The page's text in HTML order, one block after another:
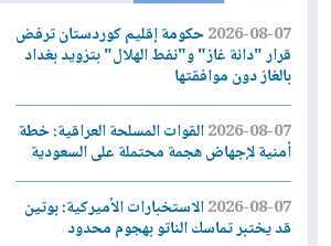
2026-08-07حكومة إقليم كوردستان ترفض
قرار "دانة غاز" و"نفط الهلال" بتزويد بغداد
بالغاز دون موافقتها
2026-08-07القوات المسلحة العراقية: خطة
أمنية لإجهاض هجمة محتملة على السعودية
2026-08-07الاستخبارات الأميركية: بوتين
قد يختبر تماسك الناتو بهجوم محدود